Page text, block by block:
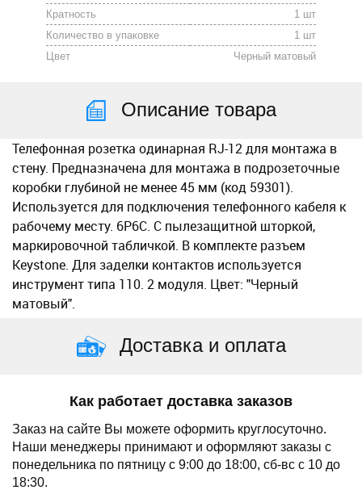
Кратность
1 шт
Количество в упаковке
1 шт
Цвет
Черный матовый
Описание товара
Телефонная розетка одинарная RJ-12 для монтажа в
стену. Предназначена для монтажа в подрозеточные
коробки глубиной не менее 45 мм (код 59301).
Используется для подключения телефонного кабеля к
рабочему месту. 6P6C. С пылезащитной шторкой,
маркировочной табличкой. В комплекте разъем
Keystone. Для заделки контактов используется
инструмент типа 110. 2 модуля. Цвет: "Черный
матовый".
Доставка и оплата
Как работает доставка заказов
Заказ на сайте Вы можете оформить круглосуточно.
Наши менеджеры принимают и оформляют заказы с
понедельника по пятницу с 9:00 до 18:00, сб-вс с 10 до
18:30.